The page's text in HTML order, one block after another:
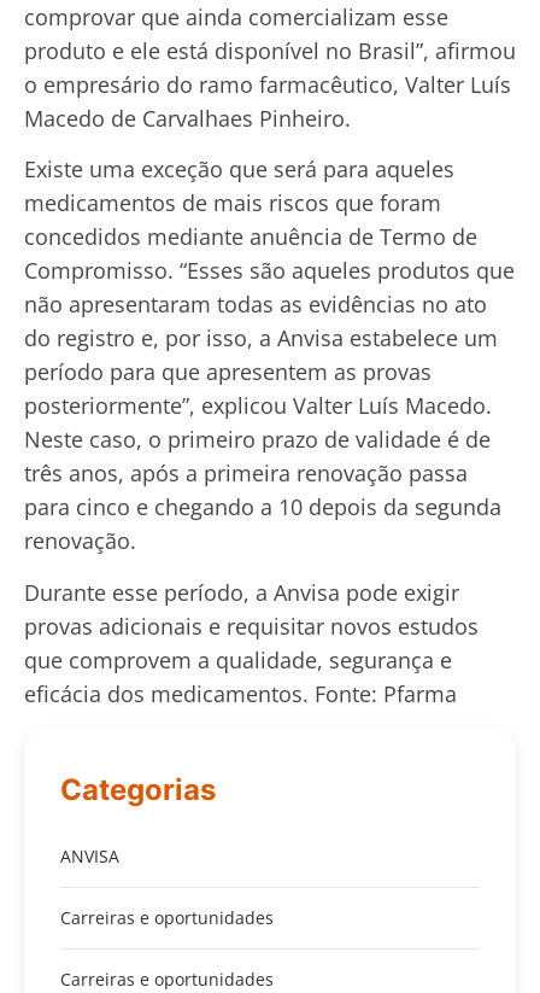
comprovar que ainda comercializam esse
produto e ele está disponível no Brasil”, afirmou
o empresário do ramo farmacêutico, Valter Luís
Macedo de Carvalhaes Pinheiro.
Existe uma exceção que será para aqueles
medicamentos de mais riscos que foram
concedidos mediante anuência de Termo de
Compromisso. “Esses são aqueles produtos que
não apresentaram todas as evidências no ato
do registro e, por isso, a Anvisa estabelece um
período para que apresentem as provas
posteriormente”, explicou Valter Luís Macedo.
Neste caso, o primeiro prazo de validade é de
três anos, após a primeira renovação passa
para cinco e chegando a 10 depois da segunda
renovação.
Durante esse período, a Anvisa pode exigir
provas adicionais e requisitar novos estudos
que comprovem a qualidade, segurança e
eficácia dos medicamentos. Fonte: Pfarma
Categorias
ANVISA
Carreiras e oportunidades
Carreiras e oportunidades